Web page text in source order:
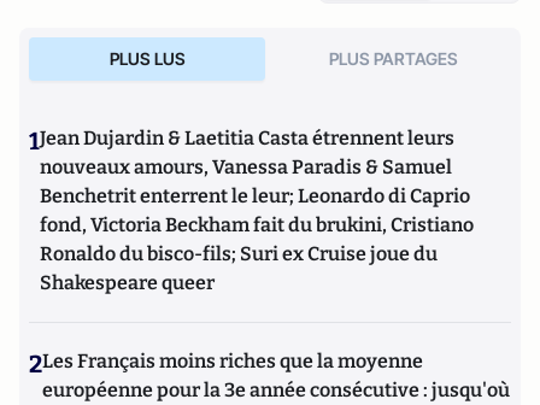
PLUS LUS PLUS PARTAGES
1Jean Dujardin & Laetitia Casta étrennent leurs
nouveaux amours, Vanessa Paradis & Samuel
Benchetrit enterrent le leur; Leonardo di Caprio
fond, Victoria Beckham fait du brukini, Cristiano
Ronaldo du bisco-fils; Suri ex Cruise joue du
Shakespeare queer
2Les Français moins riches que la moyenne
européenne pour la 3e année consécutive : jusqu'où